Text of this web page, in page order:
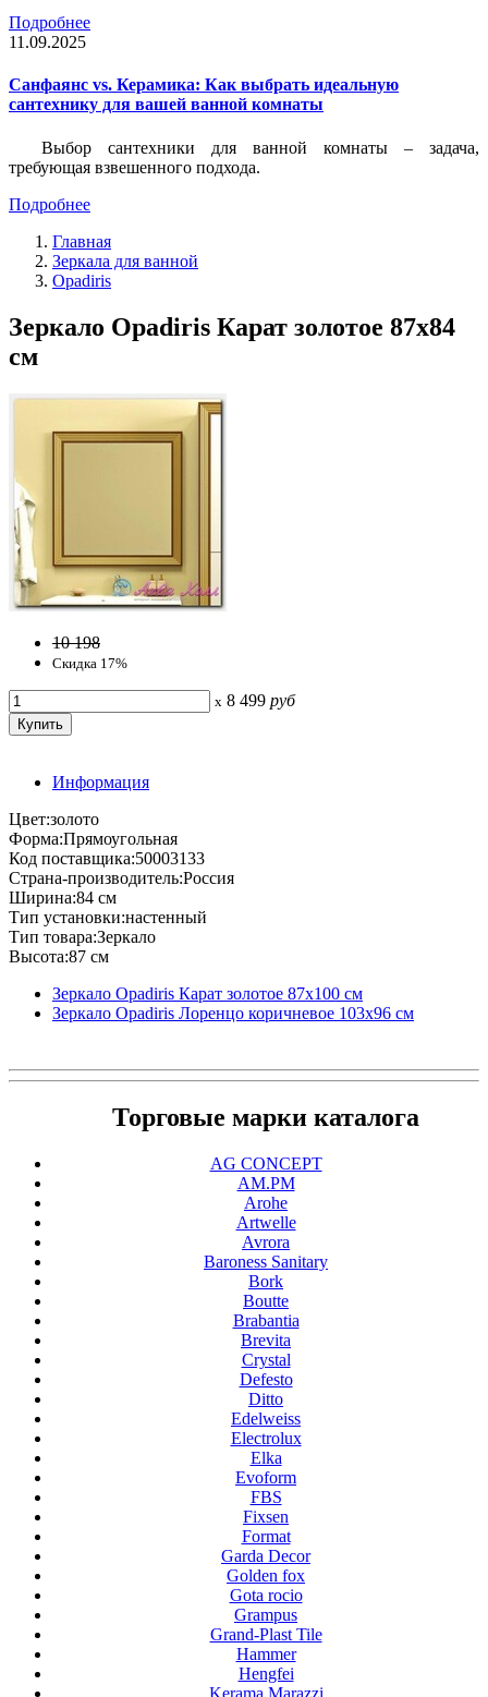
Подробнее
11.09.2025
Санфаянс vs. Керамика: Как выбрать идеальную
сантехнику для вашей ванной комнаты
Выбор сантехники для ванной комнаты – задача,
требующая взвешенного подхода.
Подробнее
Главная
Зеркала для ванной
Opadiris
Зеркало Opadiris Карат золотое 87х84
см
10 198
Скидка 17%
x 8 499 руб
Информация
Цвет:золото
Форма:Прямоугольная
Код поставщика:50003133
Страна-производитель:Россия
Ширина:84 см
Тип установки:настенный
Тип товара:Зеркало
Высота:87 см
Зеркало Opadiris Карат золотое 87х100 см
Зеркало Opadiris Лоренцо коричневое 103х96 см
Торговые марки каталога
AG CONCEPT
AM.PM
Arohe
Artwelle
Avrora
Baroness Sanitary
Bork
Boutte
Brabantia
Brevita
Crystal
Defesto
Ditto
Edelweiss
Electrolux
Elka
Evoform
FBS
Fixsen
Format
Garda Decor
Golden fox
Gota rocio
Grampus
Grand-Plast Tile
Hammer
Hengfei